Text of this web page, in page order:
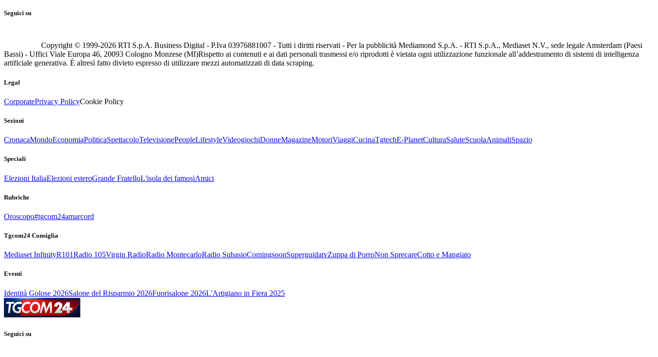
Seguici su
Copyright © 1999-2026 RTI S.p.A. Business Digital - P.Iva 03976881007 - Tutti i diritti riservati - Per la pubblicità Mediamond S.p.A. - RTI S.p.A., Mediaset N.V., sede legale Amsterdam (Paesi
Bassi) - Uffici Viale Europa 46, 20093 Cologno Monzese (MI)Rispetto ai contenuti e ai dati personali trasmessi e/o riprodotti è vietata ogni utilizzazione funzionale all’addestramento di sistemi di intelligenza
artificiale generativa. È altresì fatto divieto espresso di utilizzare mezzi automatizzati di data scraping.
Legal
CorporatePrivacy PolicyCookie Policy
Sezioni
CronacaMondoEconomiaPoliticaSpettacoloTelevisionePeopleLifestyleVideogiochiDonneMagazineMotoriViaggiCucinaTgtechE-PlanetCulturaSaluteScuolaAnimaliSpazio
Speciali
Elezioni ItaliaElezioni esteroGrande FratelloL'isola dei famosiAmici
Rubriche
Oroscopo#tgcom24amarcord
Tgcom24 Consiglia
Mediaset InfinityR101Radio 105Virgin RadioRadio MontecarloRadio SubasioComingsoonSuperguidatvZuppa di PorroNon SprecareCotto e Mangiato
Eventi
Identità Golose 2026Salone del Risparmio 2026Fuorisalone 2026L'Artigiano in Fiera 2025
Seguici su